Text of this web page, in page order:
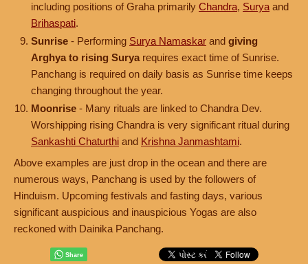
including positions of Graha primarily Chandra, Surya and
Brihaspati.
Sunrise - Performing Surya Namaskar and giving
Arghya to rising Surya requires exact time of Sunrise.
Panchang is required on daily basis as Sunrise time keeps
changing throughout the year.
Moonrise - Many rituals are linked to Chandra Dev.
Worshipping rising Chandra is very significant ritual during
Sankashti Chaturthi and Krishna Janmashtami.
Above examples are just drop in the ocean and there are
numerous ways, Panchang is used by the followers of
Hinduism. Upcoming festivals and fasting days, various
significant auspicious and inauspicious Yogas are also
reckoned with Dainika Panchang.